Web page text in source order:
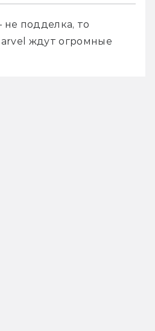
не подделка, то
ждут огромные